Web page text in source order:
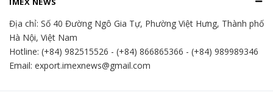
Địa chỉ: Số 40 Đường Ngô Gia Tự, Phường Việt Hưng, Thành phố
Hà Nội, Việt Nam
Hotline: (+84) 982515526 - (+84) 866865366 - (+84) 989989346
Email: export.imexnews@gmail.com